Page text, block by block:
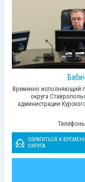
Временно исполняющий
округа
администрации
ОБРАТИТЬСЯ К
ОКРУГА